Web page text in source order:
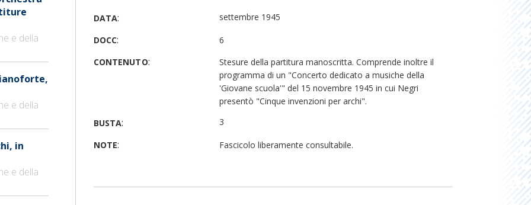
DATA: settembre 1945
DOCC:
6
CONTENUTO:
Stesure della partitura manoscritta. Comprende inoltre il
programma di un "Concerto dedicato a musiche della
'Giovane scuola'" del 15 novembre 1945 in cui Negri
presentò "Cinque invenzioni per archi".
BUSTA: 3
NOTE: Fascicolo liberamente consultabile.
e della
e della
in
e della